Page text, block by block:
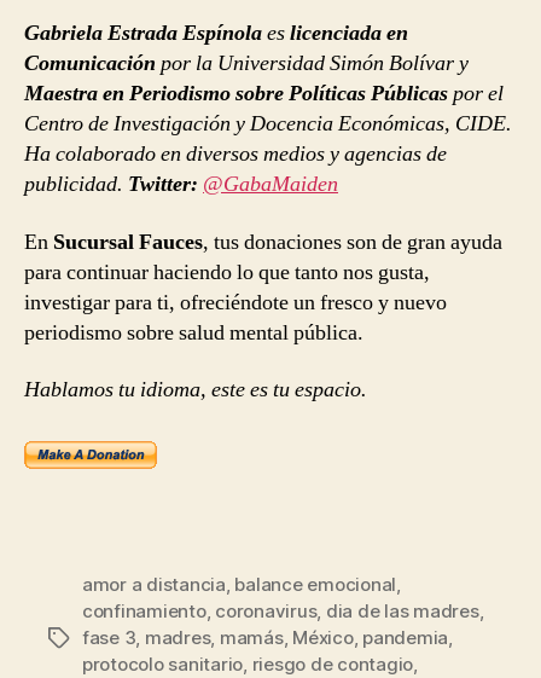
Gabriela Estrada Espínolaeslicenciada en
Comunicación por la Universidad Simón Bolívar y
Maestra en Periodismo sobre Políticas Públicaspor el
Centro de Investigación y Docencia Económicas, CIDE.
Ha colaborado en diversos medios y agencias de
publicidad. Twitter: @GabaMaiden
En Sucursal Fauces, tus donaciones son de gran ayuda
para continuar haciendo lo que tanto nos gusta,
investigar para ti, ofreciéndote un fresco y nuevo
periodismo sobre salud mental pública.
Hablamos tu idioma, este es tu espacio.
Etiquetas
amor a distancia, balance emocional,
confinamiento, coronavirus, dia de las madres,
fase 3, madres, mamás, México, pandemia,
protocolo sanitario, riesgo de contagio,